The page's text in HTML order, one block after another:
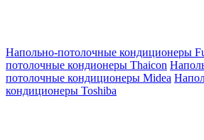
Напольно-потолочные кондиционеры
потолочные кондионеры Thaicon
потолочные кондиционеры Midea
кондиционеры Toshiba